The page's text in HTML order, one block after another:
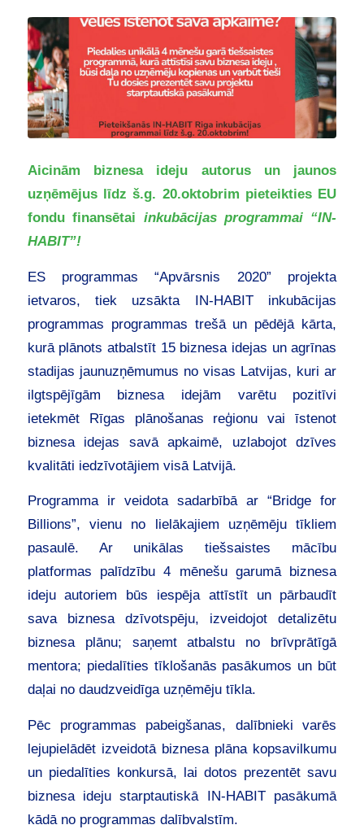
Aicinām biznesa ideju autorus un jaunos
uzņēmējus līdz š.g. 20.oktobrim pieteikties EU
fondu finansētai inkubācijas programmai “IN-
HABIT”!
ES programmas “Apvārsnis 2020” projekta
ietvaros, tiek uzsākta IN-HABIT inkubācijas
programmas programmas trešā un pēdējā kārta,
kurā plānots atbalstīt 15 biznesa idejas un agrīnas
stadijas jaunuzņēmumus no visas Latvijas, kuri ar
ilgtspējīgām biznesa idejām varētu pozitīvi
ietekmēt Rīgas plānošanas reģionu vai īstenot
biznesa idejas savā apkaimē, uzlabojot dzīves
kvalitāti iedzīvotājiem visā Latvijā.
Programma ir veidota sadarbībā ar “Bridge for
Billions”, vienu no lielākajiem uzņēmēju tīkliem
pasaulē. Ar unikālas tiešsaistes mācību
platformas palīdzību 4 mēnešu garumā biznesa
ideju autoriem būs iespēja attīstīt un pārbaudīt
sava biznesa dzīvotspēju, izveidojot detalizētu
biznesa plānu; saņemt atbalstu no brīvprātīgā
mentora; piedalīties tīklošanās pasākumos un būt
daļai no daudzveidīga uzņēmēju tīkla.
Pēc programmas pabeigšanas, dalībnieki varēs
lejupielādēt izveidotā biznesa plāna kopsavilkumu
un piedalīties konkursā, lai dotos prezentēt savu
biznesa ideju starptautiskā IN-HABIT pasākumā
kādā no programmas dalībvalstīm.